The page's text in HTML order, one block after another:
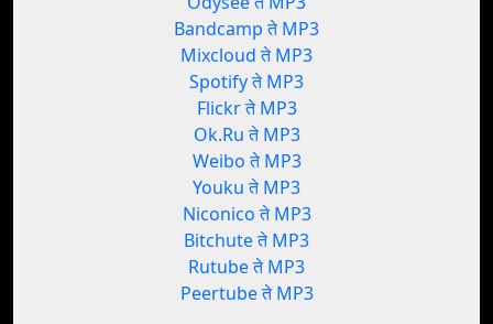
Bandcamp ते MP3
Mixcloud ते MP3
Spotify ते MP3
Flickr ते MP3
Ok.Ru ते MP3
Weibo ते MP3
Youku ते MP3
Niconico ते MP3
Bitchute ते MP3
Rutube ते MP3
Peertube ते MP3